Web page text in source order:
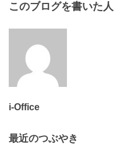
このブログを書いた人
i-Office
最近のつぶやき